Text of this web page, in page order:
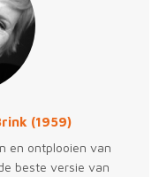
(1959)
en ontplooien van
beste versie van